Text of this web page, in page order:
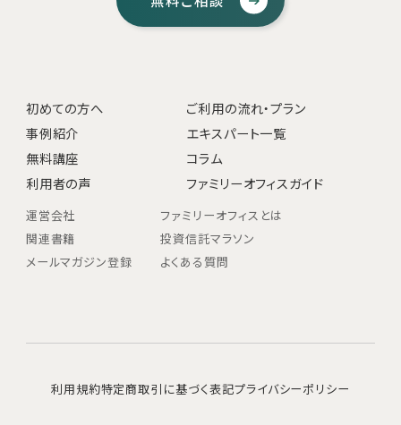
初めての方へ
ご利用の流れ・プラン
事例紹介
エキスパート一覧
無料講座
コラム
利用者の声
ファミリーオフィスガイド
運営会社
ファミリーオフィスとは
関連書籍
投資信託マラソン
メールマガジン登録
よくある質問
利用規約特定商取引に基づく表記プライバシーポリシー